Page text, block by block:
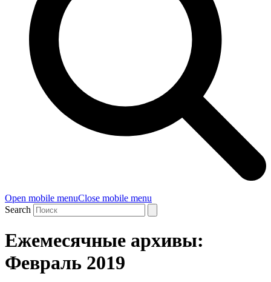
Open mobile menuClose mobile menu
Search
Ежемесячные архивы:
Февраль 2019